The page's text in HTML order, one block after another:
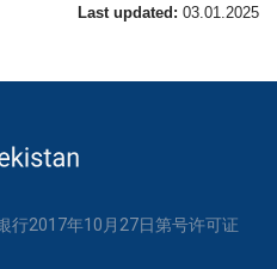
Last updated: 03.01.2025
行2017年10月27日第号许可证